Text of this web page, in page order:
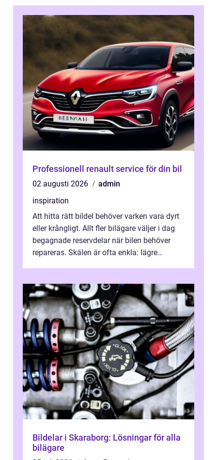
Professionell renault service för din bil
02 augusti 2026
admin
inspiration
Att hitta rätt bildel behöver varken vara dyrt
eller krångligt. Allt fler bilägare väljer i dag
begagnade reservdelar när bilen behöver
repareras. Skälen är ofta enkla: lägre
Bildelar i Skaraborg: Lösningar för alla
bilägare